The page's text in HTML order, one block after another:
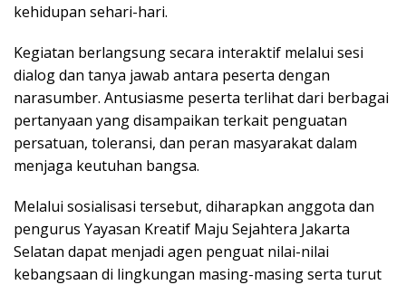
kehidupan sehari-hari.
Kegiatan berlangsung secara interaktif melalui sesi
dialog dan tanya jawab antara peserta dengan
narasumber. Antusiasme peserta terlihat dari berbagai
pertanyaan yang disampaikan terkait penguatan
persatuan, toleransi, dan peran masyarakat dalam
menjaga keutuhan bangsa.
Melalui sosialisasi tersebut, diharapkan anggota dan
pengurus Yayasan Kreatif Maju Sejahtera Jakarta
Selatan dapat menjadi agen penguat nilai-nilai
kebangsaan di lingkungan masing-masing serta turut